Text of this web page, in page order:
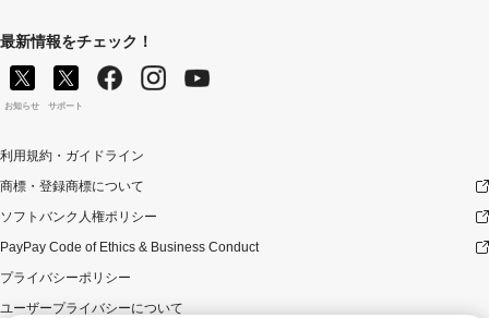
最新情報をチェック！
お知らせ サポート
利用規約・ガイドライン
商標・登録商標について
ソフトバンク人権ポリシー
PayPay Code of Ethics & Business Conduct
プライバシーポリシー
ユーザープライバシーについて